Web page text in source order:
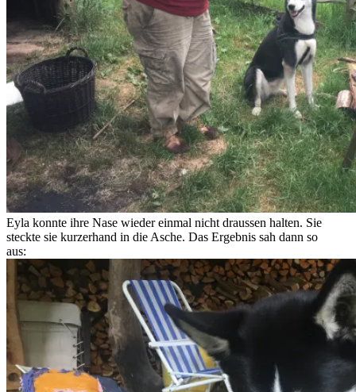
Eyla konnte ihre Nase wieder einmal nicht draussen halten. Sie
steckte sie kurzerhand in die Asche. Das Ergebnis sah dann so
aus: